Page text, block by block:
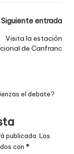
Siguiente entrada
Visita la estación
de Canfranc
el debate?
publicada. Los
con *